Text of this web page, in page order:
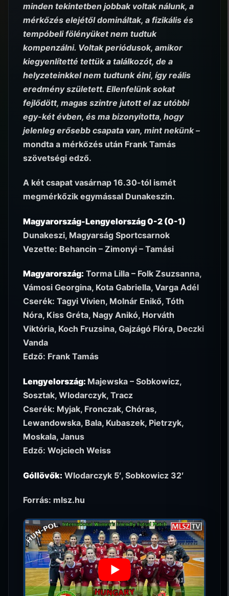
minden tekintetben jobbak voltak nálunk, a
mérkőzés elejétől domináltak, a fizikális és
tempóbeli fölényüket nem tudtuk
kompenzálni. Voltak periódusok, amikor
kiegyenlítetté tettük a találkozót, de a
helyzeteinkkel nem tudtunk élni, így reális
eredmény született. Ellenfelünk sokat
fejlődött, magas szintre jutott el az utóbbi
egy-két évben, és ma bizonyította, hogy
jelenleg erősebb csapata van, mint nekünk –
mondta a mérkőzés után Frank Tamás
szövetségi edző.
A két csapat vasárnap 16.30-tól ismét
megmérkőzik egymással Dunakeszin.
Magyarország-Lengyelország 0-2 (0-1)
Dunakeszi, Magyarság Sportcsarnok
Vezette: Behancin – Zimonyi – Tamási
Magyarország: Torma Lilla – Folk Zsuzsanna,
Vámosi Georgina, Kota Gabriella, Varga Adél
Cserék: Tagyi Vivien, Molnár Enikő, Tóth
Nóra, Kiss Gréta, Nagy Anikó, Horváth
Viktória, Koch Fruzsina, Gajzágó Flóra, Deczki
Vanda
Edző: Frank Tamás
Lengyelország: Majewska – Sobkowicz,
Sosztak, Wlodarczyk, Tracz
Cserék: Myjak, Fronczak, Chóras,
Lewandowska, Bala, Kubaszek, Pietrzyk,
Moskala, Janus
Edző: Wojciech Weiss
Góllövők: Wlodarczyk 5′, Sobkowicz 32′
Forrás: mlsz.hu